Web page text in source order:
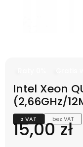
Intel Xeon
(2,66GHz/
z VAT bez VAT
Cena
15,00 zł